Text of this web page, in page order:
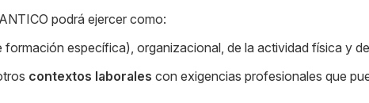
podrá ejercer como:
específica), organizacional, de la actividad física y
contextos laborales con exigencias profesionales que